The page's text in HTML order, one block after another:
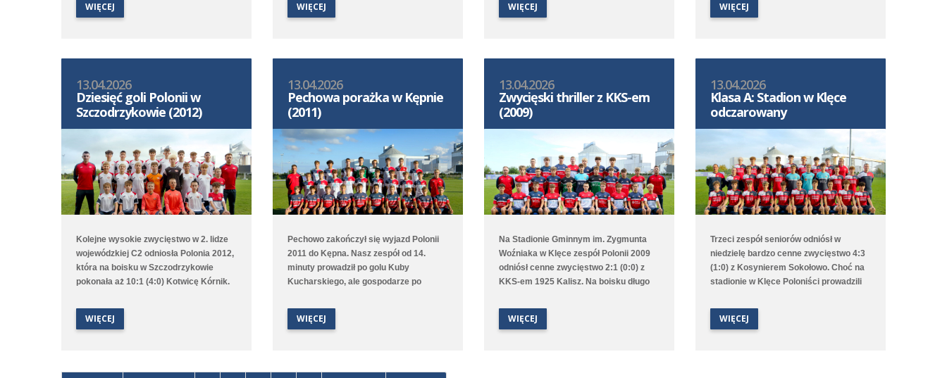
WIĘCEJ
przegrały 1:6 z UKS APR Lampart
WIĘCEJ
strzelili Witold Artomski i Karol
WIĘCEJ
odwrócili losy meczu za sprawą bramek
WIĘCEJ
13.04.2026
Dziesięć goli Polonii w
Szczodrzykowie (2012)
Kolejne wysokie zwycięstwo w 2. lidze
wojewódzkiej C2 odniosła Polonia 2012,
która na boisku w Szczodrzykowie
pokonała aż 10:1 (4:0) Kotwicę Kórnik.
skompletował Karol Marciniak. Drugi
zespół, który rywalizuje w 2. lidze
WIĘCEJ
13.04.2026
Pechowa porażka w Kępnie
(2011)
Pechowo zakończył się wyjazd Polonii
2011 do Kępna. Nasz zespół od 14.
minuty prowadził po golu Kuby
Kucharskiego, ale gospodarze po
czasie gry niestety zdobyli
zwycięskiego gola. Lepiej spisała się
WIĘCEJ
13.04.2026
Zwycięski thriller z KKS-em
(2009)
Na Stadionie Gminnym im. Zygmunta
Woźniaka w Klęce zespół Polonii 2009
odniósł cenne zwycięstwo 2:1 (0:0) z
KKS-em 1925 Kalisz. Na boisku długo
choć to Poloniści byli stroną
dominującą. W 68. minucie zawodnik
WIĘCEJ
13.04.2026
Klasa A: Stadion w Klęce
odczarowany
Trzeci zespół seniorów odniósł w
niedzielę bardzo cenne zwycięstwo 4:3
(1:0) z Kosynierem Sokołowo. Choć na
stadionie w Klęce Poloniści prowadzili
aż do ostatniego gwizdka sędziego.
Bramki dla średzkiej drużyny strzelali
WIĘCEJ